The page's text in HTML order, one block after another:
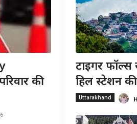
की
टाइगर
हिल स्टेशन
Uttarakhand